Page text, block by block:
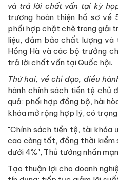
và trả lời chất vấn tại kỳ
trương hoàn thiện hồ sơ về
phối hợp chặt chẽ trong giải
liệu, đảm bảo chất lượng và
Hồng Hà và các bộ trưởng
trả lời chất vấn tại Quốc hội.
Thứ hai, về chỉ đạo, điều
hành chính sách tiền tệ chủ
quả; phối hợp đồng bộ, hài
khóa mở rộng hợp lý, có
"Chính sách tiền tệ, tài khóa
cao càng tốt, đồng thời
dưới 4%", Thủ tướng nhấn
Tạo thuận lợi cho doanh